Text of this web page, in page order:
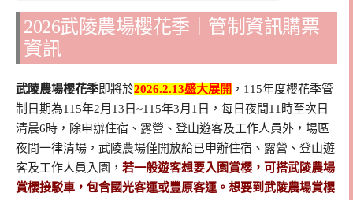
2026武陵農場櫻花季｜管制資訊購票
資訊
武陵農場櫻花季即將於2026.2.13盛大展開 ，115年度櫻花季管
制日期為115年2月13日~115年3月1日，每日夜間11時至次日
清晨6時，除申辦住宿、露營、登山遊客及工作人員外，場區
夜間一律清場，武陵農場僅開放給已申辦住宿、露營、登山遊
客及工作人員入園， 若一般遊客想要入園賞櫻，可搭武陵農場
賞櫻接駁車，包含國光客運或豐原客運。想要到武陵農場賞櫻